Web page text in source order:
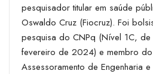
pesquisador titular em saúde
Oswaldo Cruz (Fiocruz). Foi
pesquisa do CNPq (Nível 1C,
fevereiro de 2024) e membro
Assessoramento de Engenharia